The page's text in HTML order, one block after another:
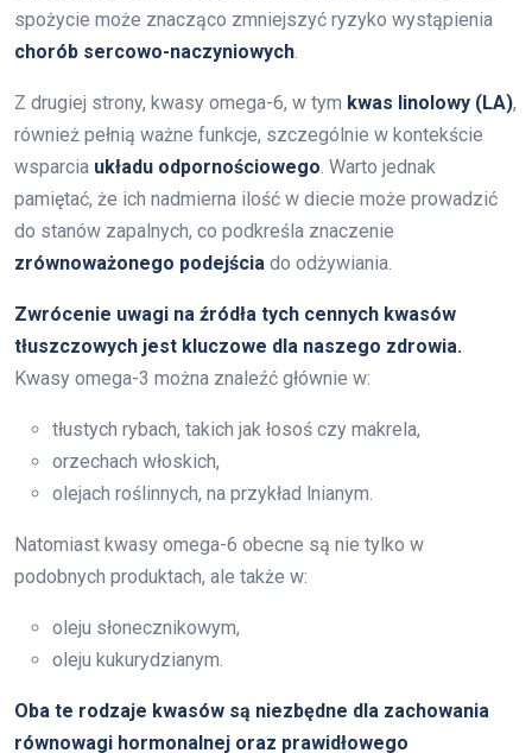
spożycie może znacząco zmniejszyć ryzyko wystąpienia
chorób sercowo-naczyniowych
Z drugiej strony, kwasy omega-6, w tym kwas linolowy (LA),
również pełnią ważne funkcje, szczególnie w kontekście
wsparcia układu odpornościowego . Warto jednak
pamiętać, że ich nadmierna ilość w diecie może prowadzić
do stanów zapalnych, co podkreśla znaczenie
zrównoważonego podejścia do odżywiania.
Zwrócenie uwagi na źródła tych cennych kwasów
tłuszczowych jest kluczowe dla naszego zdrowia.
Kwasy omega-3 można znaleźć głównie w:
tłustych rybach, takich jak łosoś czy makrela,
orzechach włoskich,
olejach roślinnych, na przykład lnianym.
Natomiast kwasy omega-6 obecne są nie tylko w
podobnych produktach, ale także w:
oleju słonecznikowym,
oleju kukurydzianym.
Oba te rodzaje kwasów są niezbędne dla zachowania
równowagi hormonalnej oraz prawidłowego